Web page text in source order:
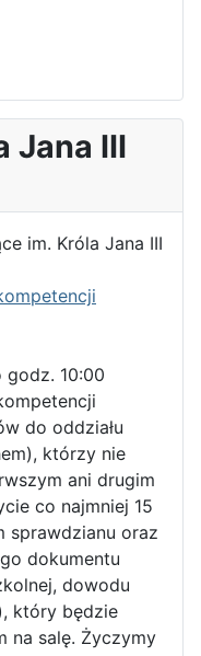
Jana III
godz. 10:00
do oddziału
którzy nie
ani drugim
co najmniej 15
sprawdzianu oraz
dokumentu
dowodu
który będzie
na salę. Życzymy